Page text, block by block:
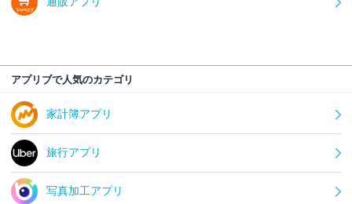
アプリブで人気のカテゴリ
家計簿アプリ
旅行アプリ
写真加工アプリ